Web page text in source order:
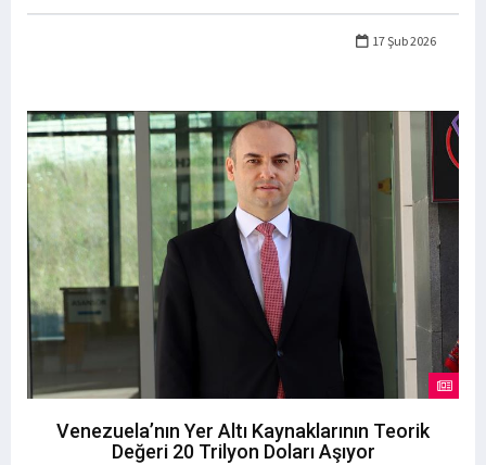
17 Şub 2026
Venezuela’nın Yer Altı Kaynaklarının Teorik
Değeri 20 Trilyon Doları Aşıyor